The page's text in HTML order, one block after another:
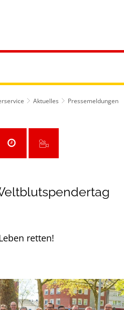
Aktuelles
Pressemeldungen
retten!